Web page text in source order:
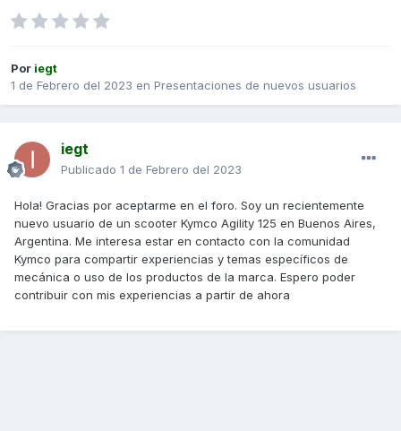
Por iegt
1 de Febrero del 2023 en Presentaciones de nuevos usuarios
iegt
Publicado 1 de Febrero del 2023
Hola! Gracias por aceptarme en el foro. Soy un recientemente
nuevo usuario de un scooter Kymco Agility 125 en Buenos Aires,
Argentina. Me interesa estar en contacto con la comunidad
Kymco para compartir experiencias y temas específicos de
mecánica o uso de los productos de la marca. Espero poder
contribuir con mis experiencias a partir de ahora